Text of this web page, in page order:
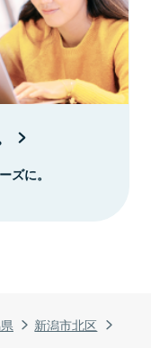
新潟市北区
ズに。